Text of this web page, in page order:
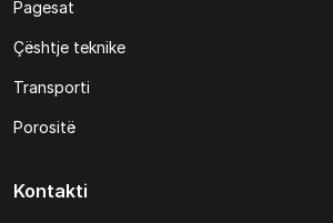
Pagesat
Çështje teknike
Transporti
Porositë
Kontakti